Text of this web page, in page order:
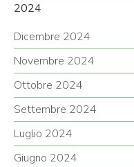
2024
Dicembre 2024
Novembre 2024
Ottobre 2024
Settembre 2024
Luglio 2024
Giugno 2024